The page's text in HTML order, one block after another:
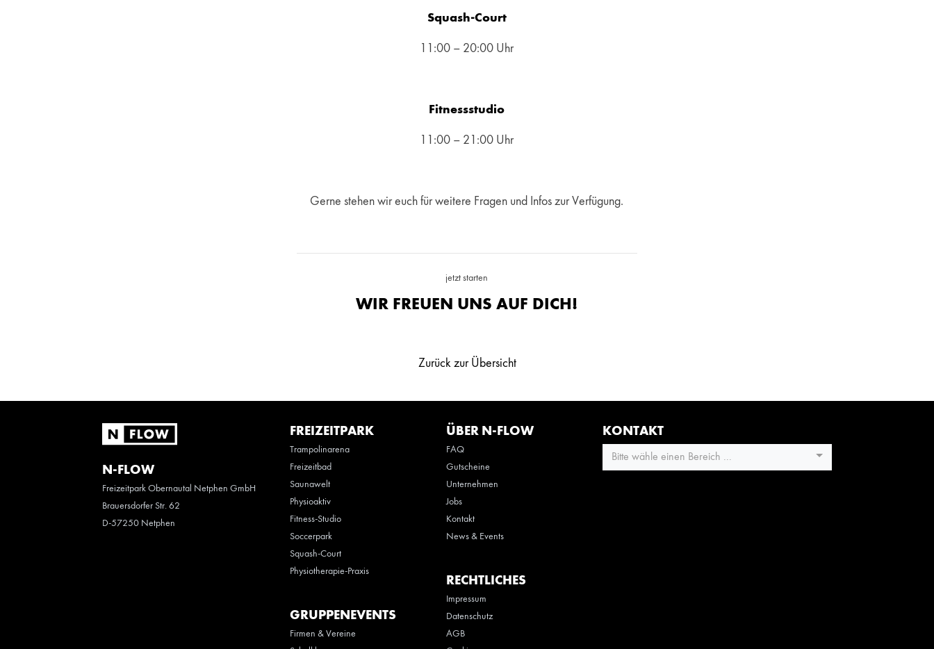
Squash-Court
11:00 – 20:00 Uhr
Fitnessstudio
11:00 – 21:00 Uhr
Gerne stehen wir euch für weitere Fragen und Infos zur Verfügung.
jetzt starten
WIR FREUEN UNS AUF DICH!
Zurück zur Übersicht
N-FLOW
Freizeitpark Obernautal Netphen GmbH
Brauersdorfer Str. 62
D-57250 Netphen
FREIZEITPARK
Trampolinarena
Freizeitbad
Saunawelt
Physioaktiv
Fitness-Studio
Soccerpark
Squash-Court
Physiotherapie-Praxis
GRUPPENEVENTS
Firmen & Vereine
ÜBER N-FLOW
FAQ
Gutscheine
Unternehmen
Jobs
Kontakt
News & Events
RECHTLICHES
Impressum
Datenschutz
AGB
KONTAKT
Bitte wähle einen Bereich ...